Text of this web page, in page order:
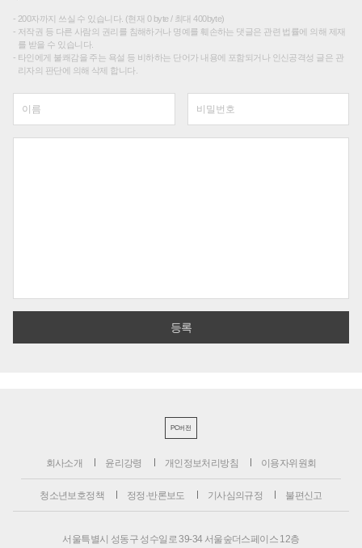
200자까지 쓰실 수 있습니다. (현재 0 byte / 최대 400byte)
저작권 등 다른 사람의 권리를 침해하거나 명예를 훼손하는 댓글은 관련 법률에 의해 제재
를 받을 수 있습니다.
타인에게 불쾌감을 주는 욕설 등 비하하는 단어가 내용에 포함되거나 인신공격성 글은 관
리자의 판단에 의해 삭제 합니다.
PC버전
회사소개 윤리강령 개인정보처리방침 이용자위원회
청소년보호정책 정정·반론보도 기사심의규정 불편신고
서울특별시 성동구 성수일로 39-34 서울숲더스페이스 12층